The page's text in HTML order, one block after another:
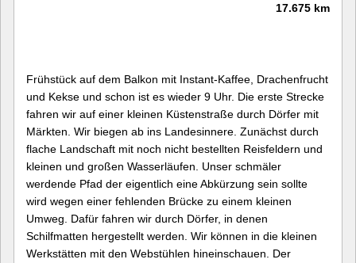
17.675 km
Frühstück auf dem Balkon mit Instant-Kaffee, Drachenfrucht
und Kekse und schon ist es wieder 9 Uhr. Die erste Strecke
fahren wir auf einer kleinen Küstenstraße durch Dörfer mit
Märkten. Wir biegen ab ins Landesinnere. Zunächst durch
flache Landschaft mit noch nicht bestellten Reisfeldern und
kleinen und großen Wasserläufen. Unser schmäler
werdende Pfad der eigentlich eine Abkürzung sein sollte
wird wegen einer fehlenden Brücke zu einem kleinen
Umweg. Dafür fahren wir durch Dörfer, in denen
Schilfmatten hergestellt werden. Wir können in die kleinen
Werkstätten mit den Webstühlen hineinschauen. Der